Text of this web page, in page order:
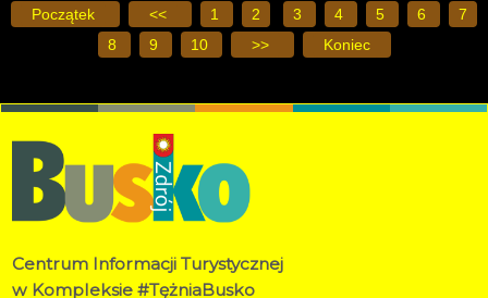
Początek << 1 2 3 4 5 6
7
8
9 10 >> Koniec
Centrum Informacji Turystycznej
w Kompleksie #TężniaBusko